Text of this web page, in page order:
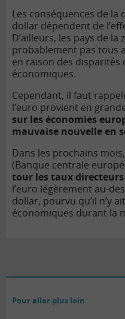
Les conséquences de la
dollar dépendent de
D’ailleurs, les pays de
probablement pas tous
en raison des
économiques.
Cependant, il faut
l’euro provient en
sur les économies
mauvaise nouvelle en
Dans les prochains
(Banque centrale
tour les taux directeurs
l’euro légèrement au-
dollar, pourvu qu’il n’y
économiques durant la
Pour aller plus loin